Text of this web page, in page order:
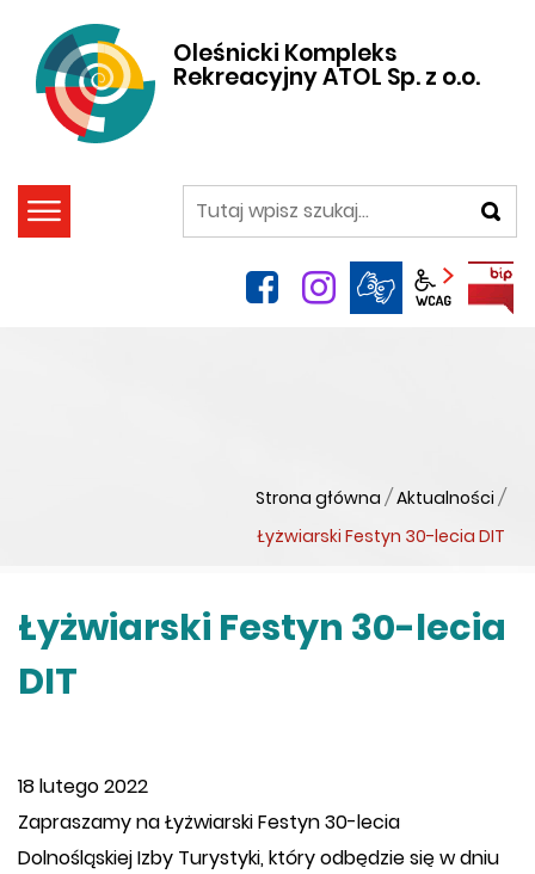
Oleśnicki Kompleks
Rekreacyjny ATOL Sp. z o.o.
szukaj
facebookinstagram
Panel
Strona główna / Aktualności /
Łyżwiarski Festyn 30-lecia DIT
Łyżwiarski Festyn 30-lecia
DIT
18 lutego 2022
Zapraszamy na Łyżwiarski Festyn 30-lecia
Dolnośląskiej Izby Turystyki, który odbędzie się w dniu